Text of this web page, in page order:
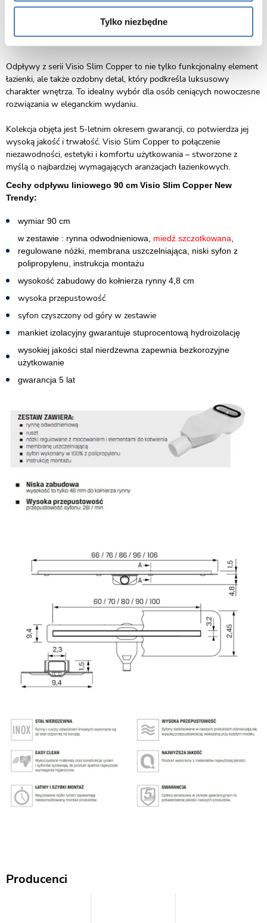
Tylko niezbędne
Dzięki regulowanym nóżkom rynien montaż jest szybki, prosty i
precyzyjny, niezależnie od rodzaju powierzchni. Gładka powierzchnia
odpływu ułatwia czyszczenie, zapewniając higienę i estetykę na co
Odpływy z serii Visio Slim Copper to nie tylko funkcjonalny element
łazienki, ale także ozdobny detal, który podkreśla luksusowy
charakter wnętrza. To idealny wybór dla osób ceniących nowoczesne
rozwiązania w eleganckim wydaniu.
Kolekcja objęta jest 5-letnim okresem gwarancji, co potwierdza jej
wysoką jakość i trwałość. Visio Slim Copper to połączenie
niezawodności, estetyki i komfortu użytkowania – stworzone z
myślą o najbardziej wymagających aranżacjach łazienkowych.
Cechy odpływu liniowego 90 cm Visio Slim Copper New
Trendy:
wymiar 90 cm
w zestawie : rynna odwodnieniowa, miedź szczotkowana
regulowane nóżki, membrana uszczelniająca, niski syfon z
polipropylenu, instrukcja montażu
wysokość zabudowy do kołnierza rynny 4,8 cm
wysoka przepustowość
syfon czyszczony od góry w zestawie
mankiet izolacyjny gwarantuje stuprocentową hydroizolację
wysokiej jakości stal nierdzewna zapewnia bezkorozyjne
użytkowanie
gwarancja 5 lat
Producenci